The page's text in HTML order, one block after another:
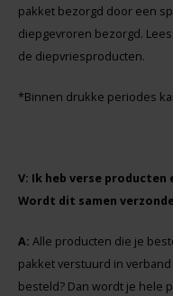
Bewuste Voeding
Miss Glutenvrij's
Toastabags
Bakvormen
Voedingssupplementen
Candy Tree
Cenovis
Cereal
Consenza
Corn Crake
Damhert
pakket bezorgd door een
diepgevroren bezorgd. Lees
de diepvriesproducten.
*Binnen drukke periodes
V: Ik heb verse
Wordt dit samen
A: Alle producten die je
pakket verstuurd in
besteld? Dan wordt je hele